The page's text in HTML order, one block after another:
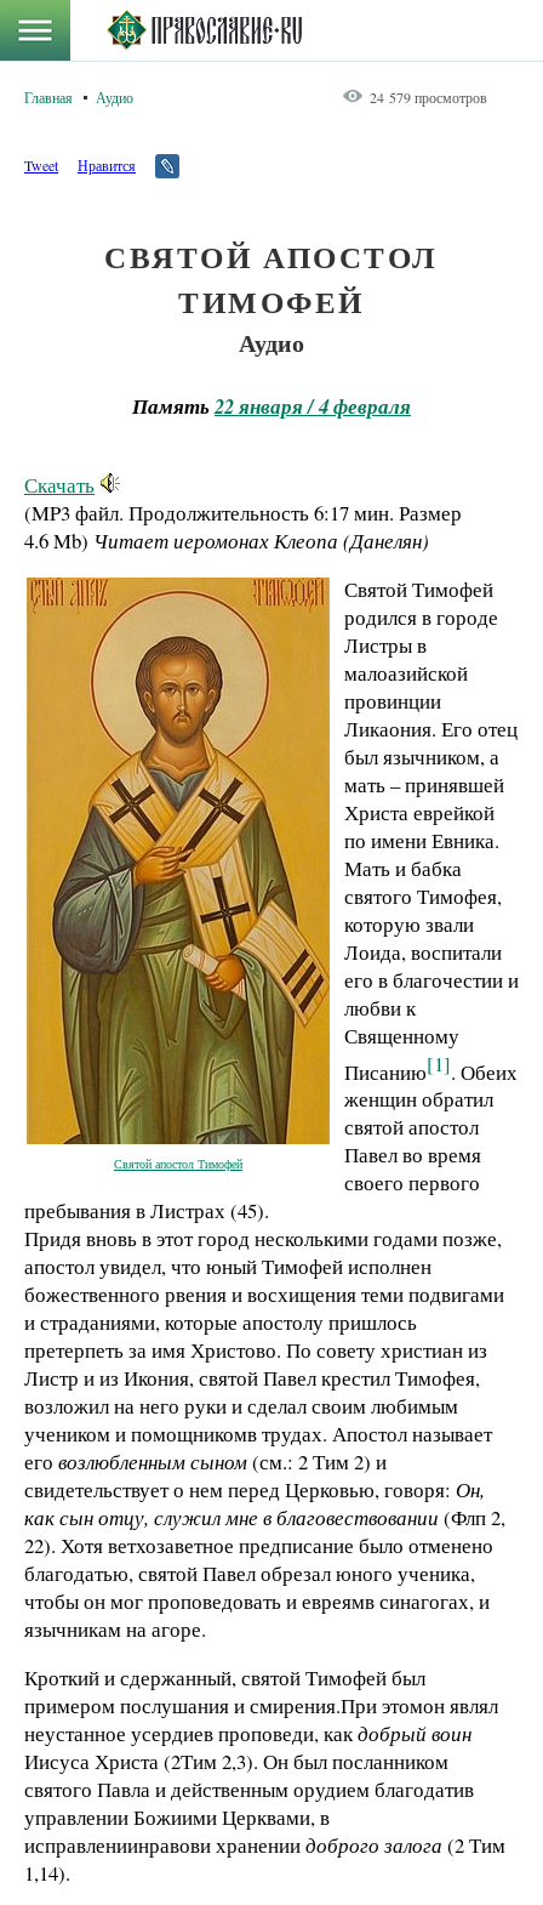
Главная Аудио 24 579 просмотров
Tweet Нравится
СВЯТОЙ АПОСТОЛ
ТИМОФЕЙ
Аудио
Память22 января / 4 февраля
Скачать
(MP3 файл. Продолжительность6:17 мин. Размер
4.6 Mb) Читает иеромонах Клеопа (Данелян)
Святой апостол Тимофей
Святой Тимофей
родилсявгороде
Листрыв
малоазийской
провинции
Ликаония. Его отец
был язычником, а
мать–принявшей
Христа еврейкой
по имени Евника.
Мать ибабка
святого Тимофея,
которую звали
Лоида, воспитали
его вблагочестиии
любвик
Священному
Писанию[1]. Обеих
женщинобратил
святой апостол
Павел во время
своего первого
пребывания в Листрах(45).
Придявновь в этот город несколькими годами позже,
апостолувидел, что юныйТимофей исполнен
божественного рвения и восхищения теми подвигами
и страданиями,которые апостолу пришлось
претерпеть за имя Христово. По совету христиан из
Листр и из Икония, святой Павел крестилТимофея,
возложилна него рукии сделалсвоим любимым
учеником и помощникомв трудах. Апостол называет
его возлюбленнымсыном(см.: 2Тим2) и
свидетельствует о нем передЦерковью,говоря: Он,
как сын отцу, служил мне в благовествовании (Флп2,
22). Хотя ветхозаветное предписание было отменено
благодатью, святой Павел обрезал юного ученика,
чтобыон мог проповедоватьи евреямв синагогах,и
язычникамнаагоре.
Кроткийисдержанный, святой Тимофей был
примеромпослушанияи смирения.При этомон являл
неустанное усердиев проповеди, какдобрый воин
Иисуса Христа(2Тим 2,3). Он был посланником
святого Павла и действенным орудиемблагодатив
управлении Божиими Церквами, в
исправлениинравови хранениидоброго залога (2Тим
1,14).